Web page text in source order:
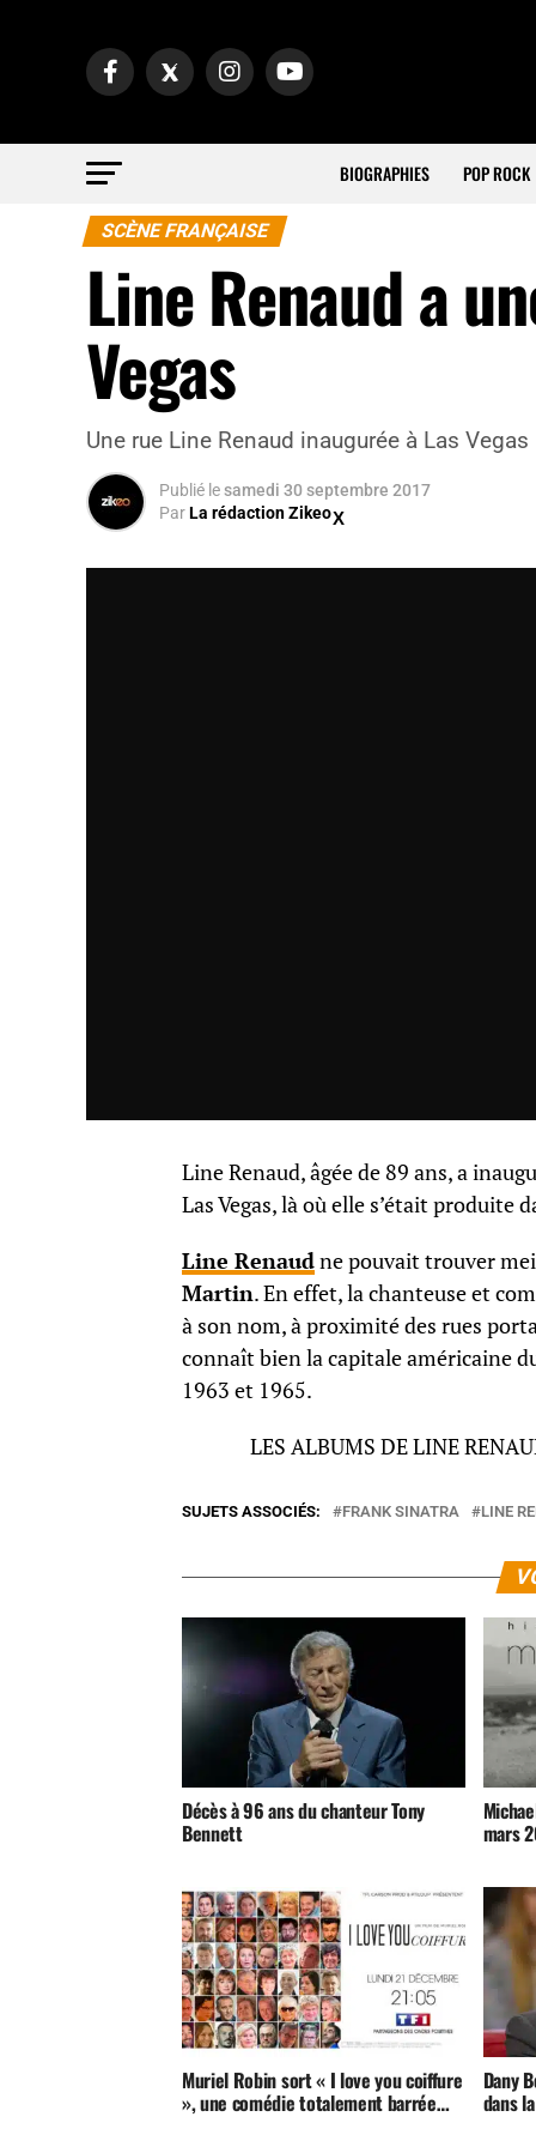
BIOGRAPHIES POP ROCK
SCÈNE FRANÇAISE
Line Renaud a
Vegas
Une rue Line Renaud inaugurée à Las Vegas
Publié lesamedi 30 septembre 2017
ParLa rédaction Zikeo
Line Renaud, âgée de 89 ans, a
Las Vegas, là où elle s’était produite
Line Renaudne pouvait trouver
Martin. En effet, la chanteuse et
à son nom, à proximité des rues
connaît bien la capitale américaine
1963 et 1965.
LES ALBUMS DE LINE
SUJETS ASSOCIÉS: FRANK SINATRA LINE
Décès à 96 ans du chanteur Tony
Bennett mars
Muriel Robin sort « I love you coiffure
», une comédie totalement barrée…
Dany
dans